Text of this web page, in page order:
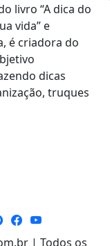
livro “A dica do
vida” e
é criadora do
dicas
truques
| Todos os